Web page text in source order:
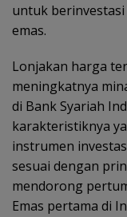
untuk
emas.
Lonjakan harga
meningkatnya
di Bank Syariah
karakteristiknya
instrumen
sesuai dengan
mendorong
Emas pertama di